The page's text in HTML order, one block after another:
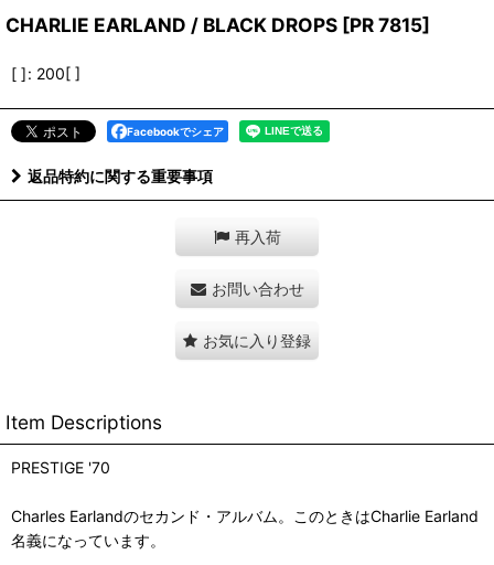
CHARLIE EARLAND / BLACK DROPS [PR 7815]
[ ]: 200[ ]
Facebookでシェア
返品特約に関する重要事項
再入荷
お問い合わせ
お気に入り登録
Item Descriptions
PRESTIGE '70
Charles Earlandのセカンド・アルバム。このときはCharlie Earland
名義になっています。